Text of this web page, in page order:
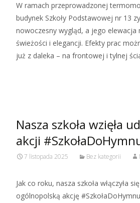
W ramach przeprowadzonej
budynek Szkoły Podstawowej nr 13
nowoczesny wygląd, a jego elewacja
świeżości i elegancji. Efekty prac
już z daleka – na frontowej i tylnej
Nasza szkoła wzięła
akcji
7 listopada 2025 Bez kategorii
Jak co roku, nasza szkoła włączyła
ogólnopolską akcję